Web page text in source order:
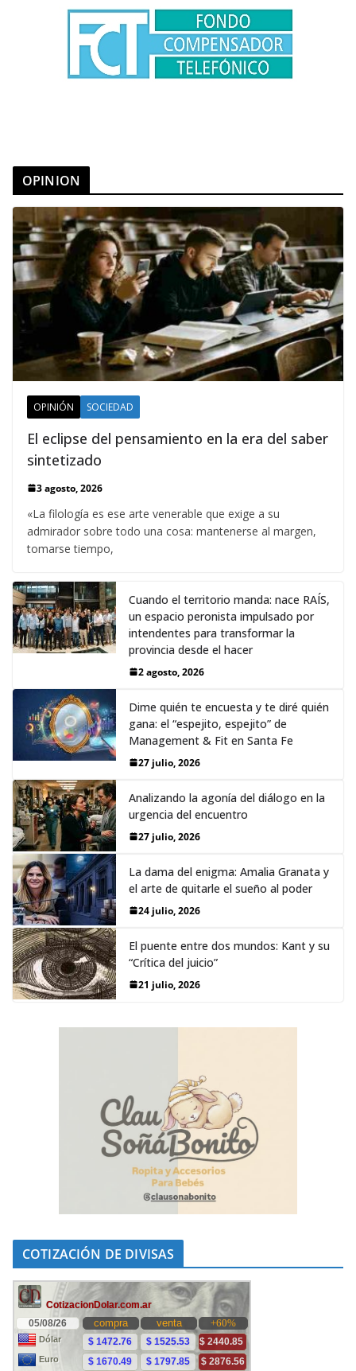
OPINION
OPINIÓN SOCIEDAD
El eclipse del pensamiento en la era del saber
sintetizado
3 agosto, 2026
«La filología es ese arte venerable que exige a su
admirador sobre todo una cosa: mantenerse al margen,
tomarse tiempo,
Cuando el territorio manda: nace RAÍS,
un espacio peronista impulsado por
intendentes para transformar la
provincia desde el hacer
2 agosto, 2026
Dime quién te encuesta y te diré quién
gana: el “espejito, espejito” de
Management & Fit en Santa Fe
27 julio, 2026
Analizando la agonía del diálogo en la
urgencia del encuentro
27 julio, 2026
La dama del enigma: Amalia Granata y
el arte de quitarle el sueño al poder
24 julio, 2026
El puente entre dos mundos: Kant y su
“Crítica del juicio”
21 julio, 2026
COTIZACIÓN DE DIVISAS